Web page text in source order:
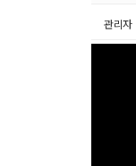
관리자